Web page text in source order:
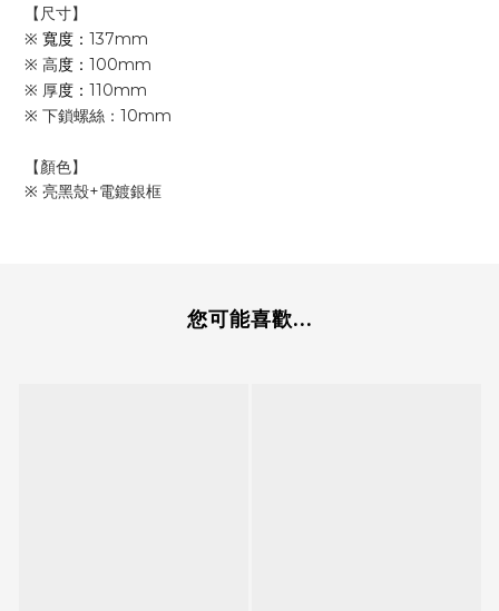
【尺寸】
※ 寬度： 137mm
※ 高度： 100mm
※ 厚度： 110mm
※ 下鎖螺絲：10mm
【顏色】
※ 亮黑殼+電鍍銀框
您可能喜歡...